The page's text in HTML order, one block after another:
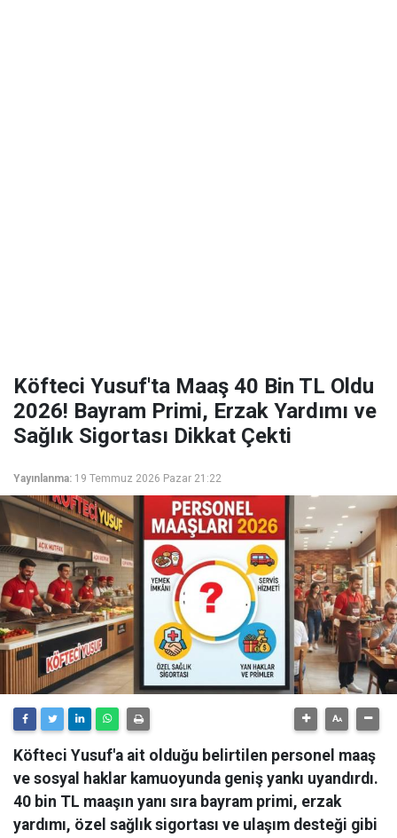
Köfteci Yusuf'ta Maaş 40 Bin TL Oldu
2026! Bayram Primi, Erzak Yardımı ve
Sağlık Sigortası Dikkat Çekti
Yayınlanma: 19 Temmuz 2026 Pazar 21:22
Köfteci Yusuf'a ait olduğu belirtilen personel maaş
ve sosyal haklar kamuoyunda geniş yankı uyandırdı.
40 bin TL maaşın yanı sıra bayram primi, erzak
yardımı, özel sağlık sigortası ve ulaşım desteği gibi